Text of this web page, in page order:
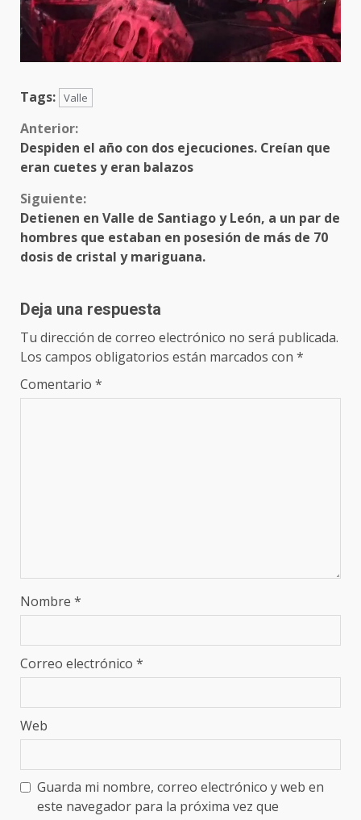
Tags: Valle
Sigue
leyendo
Anterior:
Despiden el año con dos ejecuciones. Creían que
eran cuetes y eran balazos
Siguiente:
Detienen en Valle de Santiago y León, a un par de
hombres que estaban en posesión de más de 70
dosis de cristal y mariguana.
Deja una respuesta
Tu dirección de correo electrónico no será publicada.
Los campos obligatorios están marcados con *
Comentario *
Nombre *
Correo electrónico *
Web
Guarda mi nombre, correo electrónico y web en
este navegador para la próxima vez que